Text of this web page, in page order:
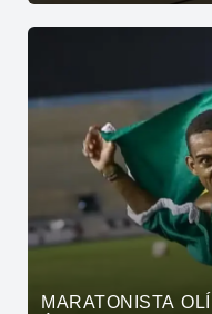
MARATONISTA